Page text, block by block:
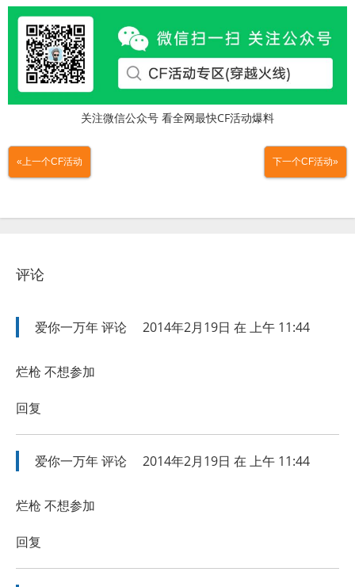
关注微信公众号 看全网最快CF活动爆料
«上一个CF活动 下一个CF活动»
评论
爱你一万年评论 2014年2月19日 在 上午 11:44
烂枪 不想参加
回复
爱你一万年评论 2014年2月19日 在 上午 11:44
烂枪 不想参加
回复